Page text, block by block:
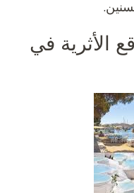
الأثرية في